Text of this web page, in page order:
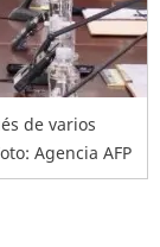
de varios
Agencia AFP